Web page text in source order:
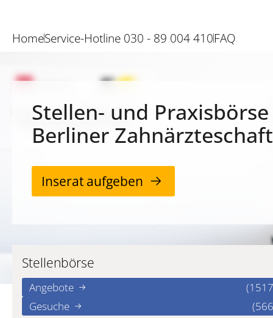
HomeService-Hotline 030 - 89 004 410FAQ
Stellen- und
Berliner Zahnärzteschaft
Inserat aufgeben
Stellenbörse
Angebote
Gesuche